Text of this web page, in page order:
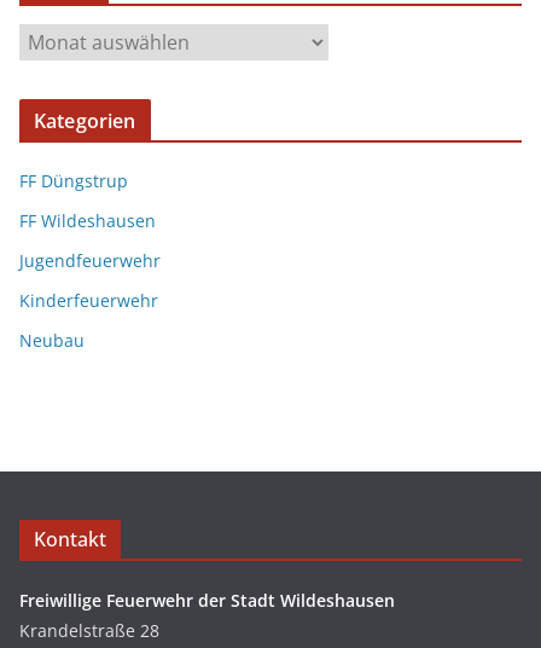
Kategorien
FF Düngstrup
FF Wildeshausen
Jugendfeuerwehr
Kinderfeuerwehr
Neubau
Kontakt
Freiwillige Feuerwehr der Stadt Wildeshausen
Krandelstraße 28